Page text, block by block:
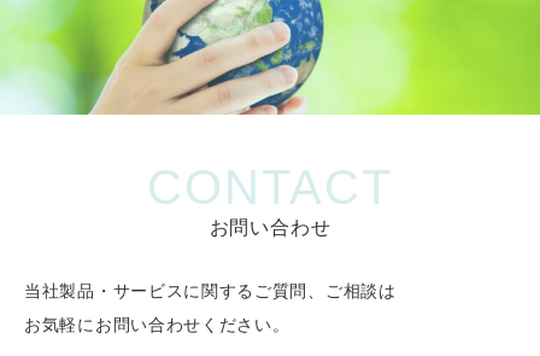
CONTACT
お問い合わせ
当社製品・サービスに関するご質問、ご相談は
お気軽にお問い合わせください。